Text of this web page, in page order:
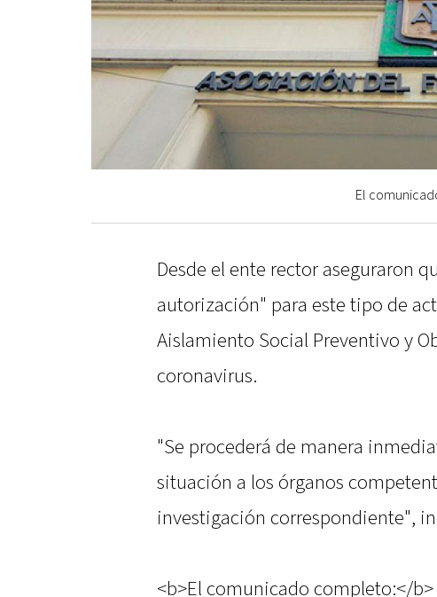
El
Desde el ente rector aseguraron
autorización" para este tipo de
Aislamiento Social Preventivo y
coronavirus.
"Se procederá de manera
situación a los órganos
investigación correspondiente",
<b>El comunicado completo:</b>